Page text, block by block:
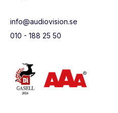
info@audiovision.se
010 - 188 25 50